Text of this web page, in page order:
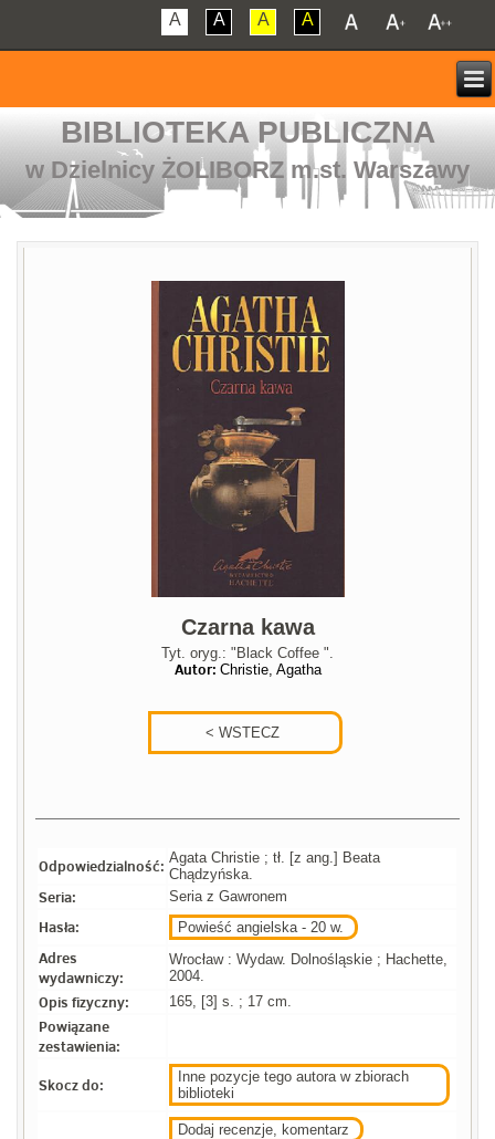
A A A A
BIBLIOTEKA PUBLICZNA
w Dzielnicy ŻOLIBORZ m.st. Warszawy
Czarna kawa
Tyt. oryg.: "Black Coffee ".
Autor: Christie, Agatha
Odpowiedzialność: Agata Christie ; tł. [z ang.] Beata
Chądzyńska.
Seria: Seria z Gawronem
Hasła: Powieść angielska - 20 w.
Adres
wydawniczy:
Wrocław : Wydaw. Dolnośląskie ; Hachette,
2004.
Opis fizyczny: 165, [3] s. ; 17 cm.
Powiązane
zestawienia:
Skocz do:
Inne pozycje tego autora w zbiorach
biblioteki
Dodaj recenzje, komentarz